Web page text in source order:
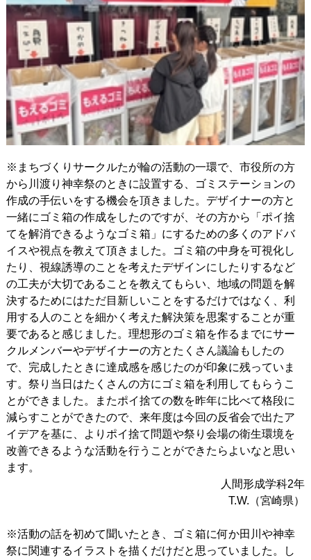
※まちづくりサークルたが輪の活動の一環で、市役所の方
から川渡り神幸祭のときに設置する、ゴミステーションの
作成の手伝いをする機会を頂きました。デザイナーの方と
一緒にゴミ箱の作成をしたのですが、その方から「ポイ捨
てを解消できるようなゴミ箱」にするための多くのアドバ
イスや視点を教えて頂きました。ゴミ箱の中身を可視化し
たり、視線誘導のことを考えたデザインにしたりするなど
の工夫が大切であることを教えてもらい、地域の問題を解
決するためにはただ目新しいことをするだけではなく、利
用する人のことを細かく考えた解決策を思案することが重
要であると感じました。理想形のゴミ箱を作るまでにサー
クルメンバーやデザイナーの方とたくさん議論もしたの
で、完成したときに達成感を感じたのが印象に残っていま
す。祭り当日はたくさんの方にゴミ箱を利用してもらうこ
とができました。またポイ捨ての数を昨年に比べて格段に
減らすことができたので、来年度は今回の反省会で出たア
イデアを基に、よりポイ捨て問題や祭り会場の衛生環境を
改善できるような活動を行うことができたらよいなと思い
ます。
人間形成学科2年
T.W.（宮崎県）
※活動の話を初めて聞いたとき、ゴミ箱に何か田川や神幸
祭に関連するイラストを描くだけだと思っていました。し